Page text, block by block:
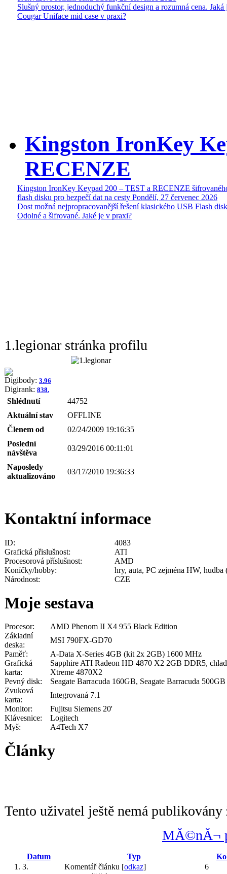
Slušný prostor, jednoduchý funkční design a rozumná cena. Jaká
Cougar Uniface mid case v praxi?
Kingston IronKey
RECENZE
Kingston IronKey Keypad 200 – TEST a RECENZE
flash disku pro bezpečí dat na cesty Pondělí, 27 červenec 2026
Dost možná nejpropracovanější řešení klasického USB Flash
Odolné a šifrované. Jaké je v praxi?
1.legionar stránka profilu
Digibody: 3.96
Digirank: 838.
Shlédnutí
44752
Aktuální stav
OFFLINE
Členem od
02/24/2009 19:16:35
Poslední
návštěva
03/29/2016 00:11:01
Naposledy
aktualizováno
03/17/2010 19:36:33
Kontaktní informace
ID:
4083
Grafická přislušnost:
ATI
Procesorová příslušnost:
AMD
Koníčky/hobby:
hry, auta, PC zejména HW, hudba
Národnost:
CZE
Moje sestava
Procesor:
AMD Phenom II X4 955 Black Edition
Základní
deska:
MSI 790FX-GD70
Paměť:
A-Data X-Series 4GB (kit 2x 2GB) 1600 MHz
Grafická
karta:
Sapphire ATI Radeon HD 4870 X2 2GB DDR5,
Xtreme 4870X2
Pevný disk:
Seagate Barracuda 160GB, Seagate Barracuda
Zvuková
karta:
Integrovaná 7.1
Monitor:
Fujitsu Siemens 20'
Klávesnice:
Logitech
Myš:
A4Tech X7
Články
Tento uživatel ještě nemá publikovány
MĂ©nĂ¬
Datum Typ
1. 3.
Komentář článku [odkaz]
6